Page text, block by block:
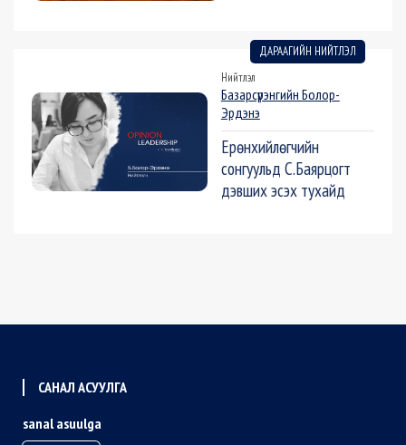
ДАРААГИЙН НИЙТЛЭЛ
Нийтлэл
Базарсүрэнгийн Болор-
Эрдэнэ
Ерөнхийлөгчийн
сонгуульд С.Баярцогт
дэвших эсэх тухайд
САНАЛ АСУУЛГА
sanal asuulga